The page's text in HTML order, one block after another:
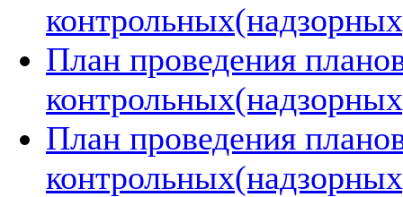
План проведения
План проведения